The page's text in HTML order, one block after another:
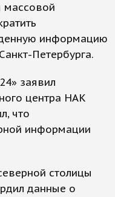
массовой
информацию
Петербурга.
заявил
центра НАК
что
информации
столицы
данные о